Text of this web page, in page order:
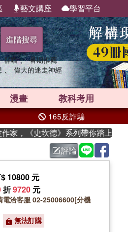
藝文講座 學習平台
進階搜尋
群喵 、 暑期推薦
、 偉大的迷走神經
漫畫 教科考用
165反詐騙
《史坎德》系列帶你踏上熱血奇幻
評論
10800 元
折9720 元
電洽客服 02-25006600[分機
無法訂購